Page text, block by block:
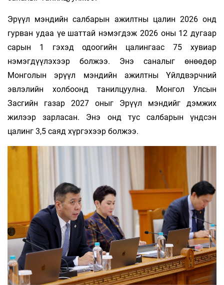
Эрүүл мэндийн салбарын ажилтны цалин 2026 онд
гурван удаа үе шаттай нэмэгдэж 2026 оны 12 дугаар
сарын 1 гэхэд одоогийн цалингаас 75 хувиар
нэмэгдүүлэхээр болжээ. Энэ саналыг өнөөдөр
Монголын эрүүл мэндийн ажилтны Үйлдвэрчний
эвлэлийн холбоонд танилцуулна. Монгол Улсын
Засгийн газар 2027 оныг Эрүүл мэндийг дэмжих
жилээр зарласан. Энэ онд тус салбарын үндсэн
цалинг 3,5 саяд хүргэхээр болжээ.